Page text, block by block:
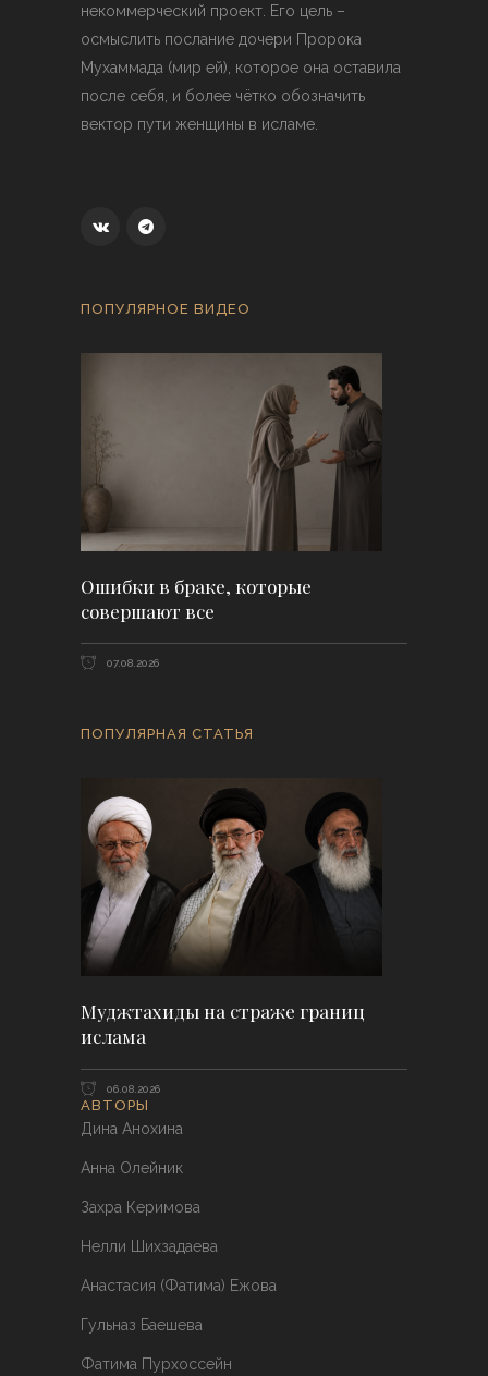
некоммерческий проект. Его цель –
осмыслить послание дочери Пророка
Мухаммада (мир ей), которое она оставила
после себя, и более чётко обозначить
вектор пути женщины в исламе.
ПОПУЛЯРНОЕ ВИДЕО
Ошибки в браке, которые
совершают все
07.08.2026
ПОПУЛЯРНАЯ СТАТЬЯ
Муджтахиды на страже границ
ислама
06.08.2026
АВТОРЫ
Дина Анохина
Анна Олейник
Захра Керимова
Нелли Шихзадаева
Анастасия (Фатима) Ежова
Гульназ Баешева
Фатима Пурхоссейн